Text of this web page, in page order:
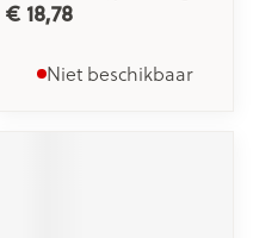
€ 18,78
Niet beschikbaar